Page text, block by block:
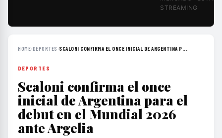
STREAMING
HOME›DEPORTES ›SCALONI CONFIRMA EL ONCE INICIAL DE ARGENTINA P...
DEPORTES
Scaloni confirma el once
inicial de Argentina para el
debut en el Mundial 2026
ante Argelia